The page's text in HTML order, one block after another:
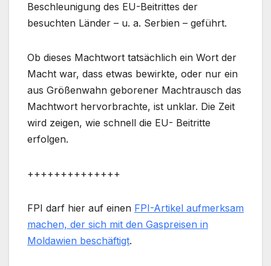
Beschleunigung des EU-Beitrittes der
besuchten Länder – u. a. Serbien – geführt.
Ob dieses Machtwort tatsächlich ein Wort der
Macht war, dass etwas bewirkte, oder nur ein
aus Größenwahn geborener Machtrausch das
Machtwort hervorbrachte, ist unklar. Die Zeit
wird zeigen, wie schnell die EU- Beitritte
erfolgen.
++++++++++++++
FPI darf hier auf einen FPI-Artikel aufmerksam
machen, der sich mit den Gaspreisen in
Moldawien beschäftigt.